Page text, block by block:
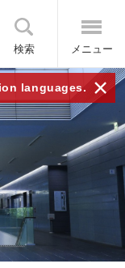
検索 メニュー
languages. ×